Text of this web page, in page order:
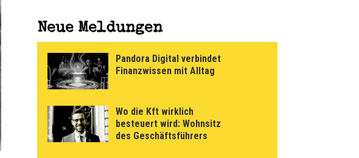
Neue Meldungen
Pandora Digital verbindet
Finanzwissen mit Alltag
Wo die Kft wirklich
besteuert wird: Wohnsitz
des Geschäftsführers